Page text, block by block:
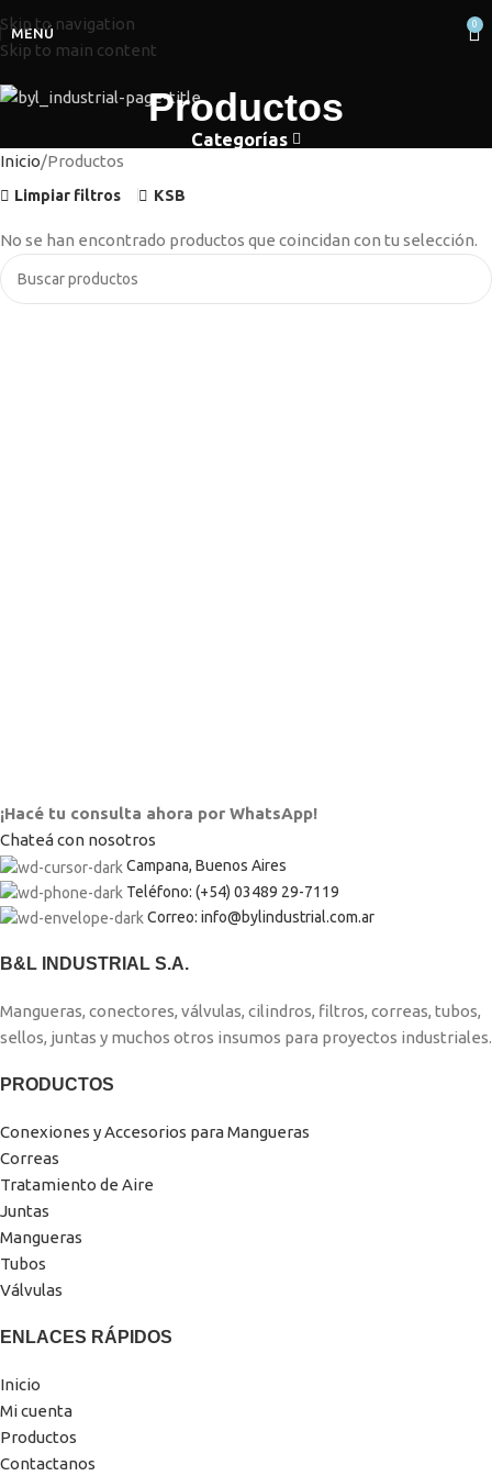
Skip to navigation
Skip to main content
MENÚ
0
Productos
Categorías
Inicio Productos
Limpiar filtros KSB
No se han encontrado productos que coincidan con tu selección.
¡Hacé tu consulta ahora por WhatsApp!
Chateá con nosotros
Campana, Buenos Aires
Teléfono: (+54) 03489 29-7119
Correo: info@bylindustrial.com.ar
B&L INDUSTRIAL S.A.
Mangueras, conectores, válvulas, cilindros, filtros, correas, tubos,
sellos, juntas y muchos otros insumos para proyectos industriales.
PRODUCTOS
Conexiones y Accesorios para Mangueras
Correas
Tratamiento de Aire
Juntas
Mangueras
Tubos
Válvulas
ENLACES RÁPIDOS
Inicio
Mi cuenta
Productos
Contactanos